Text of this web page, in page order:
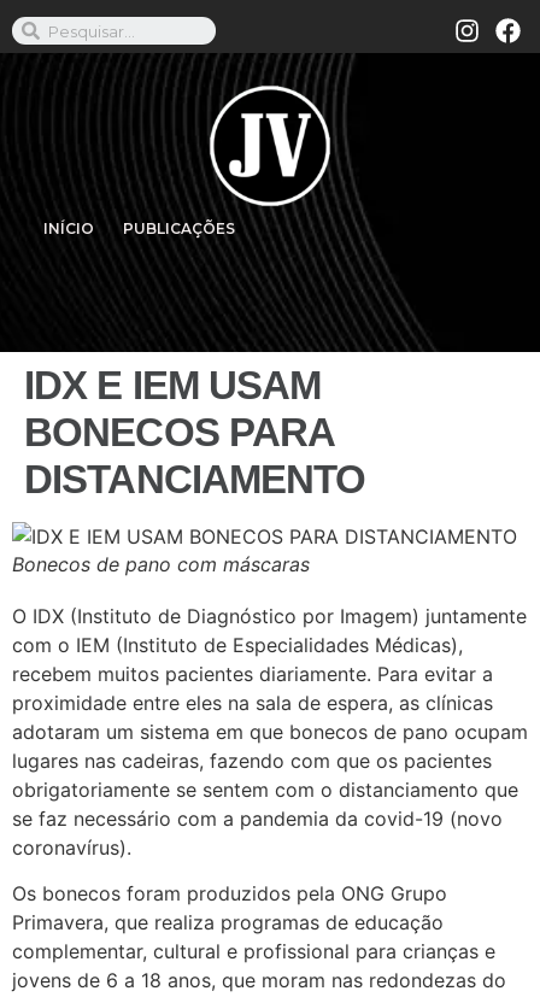
INÍCIO PUBLICAÇÕES
IDX E IEM USAM
BONECOS PARA
DISTANCIAMENTO
Bonecos de pano com máscaras
O IDX (Instituto de Diagnóstico por Imagem) juntamente
com o IEM (Instituto de Especialidades Médicas),
recebem muitos pacientes diariamente. Para evitar a
proximidade entre eles na sala de espera, as clínicas
adotaram um sistema em que bonecos de pano ocupam
lugares nas cadeiras, fazendo com que os pacientes
obrigatoriamente se sentem com o distanciamento que
se faz necessário com a pandemia da covid-19 (novo
coronavírus).
Os bonecos foram produzidos pela ONG Grupo
Primavera, que realiza programas de educação
complementar, cultural e profissional para crianças e
jovens de 6 a 18 anos, que moram nas redondezas do